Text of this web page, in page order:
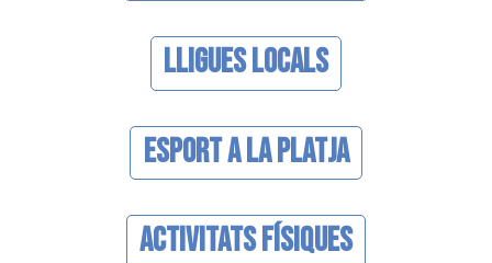
Lligues Locals
Esport a la Platja
Activitats Físiques